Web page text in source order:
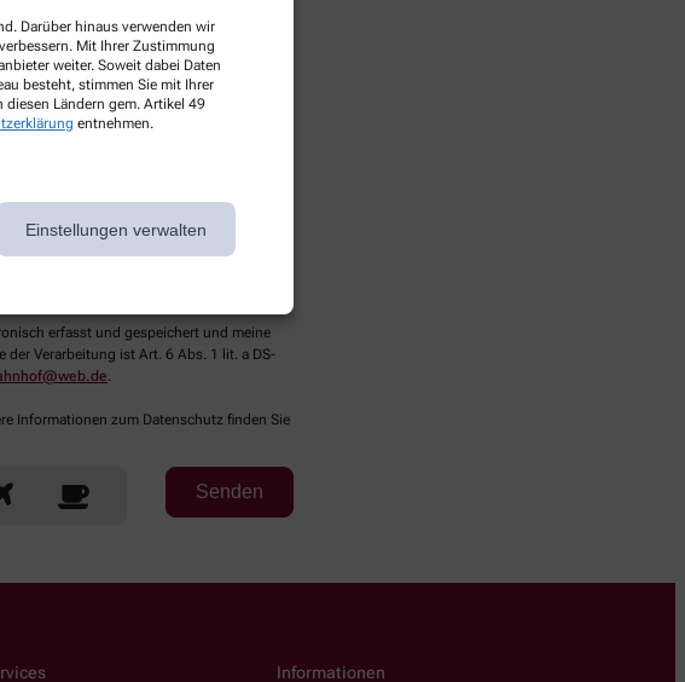
Darüber hinaus verwenden wir
Mit Ihrer Zustimmung
weiter. Soweit dabei Daten
besteht, stimmen Sie mit Ihrer
Ländern gem. Artikel 49
entnehmen.
Einstellungen verwalten
erfasst und gespeichert und meine
der Verarbeitung ist Art. 6 Abs. 1 lit. a DS-
.
Informationen zum Datenschutz finden Sie
Informationen